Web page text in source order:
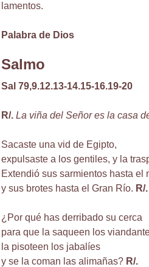
lamentos.
Palabra de Dios
Salmo
Sal 79,9.12.13-14.15-16.19-20
R/. La viña del Señor es la casa
Sacaste una vid de Egipto,
expulsaste a los gentiles, y la
Extendió sus sarmientos hasta el
y sus brotes hasta el Gran Río. R/.
¿Por qué has derribado su cerca
para que la saqueen los
la pisoteen los jabalíes
y se la coman las alimañas? R/.